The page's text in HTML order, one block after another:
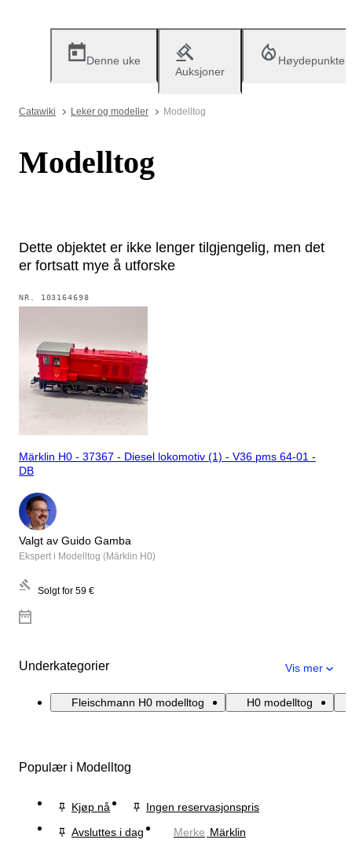
Denne uke
Auksjoner
Høydepunkter
Catawiki Leker og modeller Modelltog
Modelltog
Dette objektet er ikke lenger tilgjengelig, men det
er fortsatt mye å utforske
NR. 103164698
Märklin H0 - 37367 - Diesel lokomotiv (1) - V36 pms 64-01 -
DB
Valgt av Guido Gamba
Ekspert i Modelltog (Märklin H0)
Solgt for 59 €
Underkategorier Vis mer
Fleischmann H0 modelltog H0 modelltog
Populær i Modelltog
Kjøp nå
Ingen reservasjonspris
Avsluttes i dag
Merke Märklin